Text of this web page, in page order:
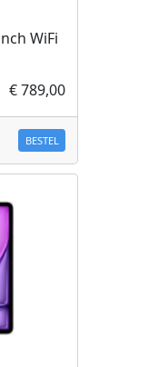
WiFi
€ 789,00
BESTEL